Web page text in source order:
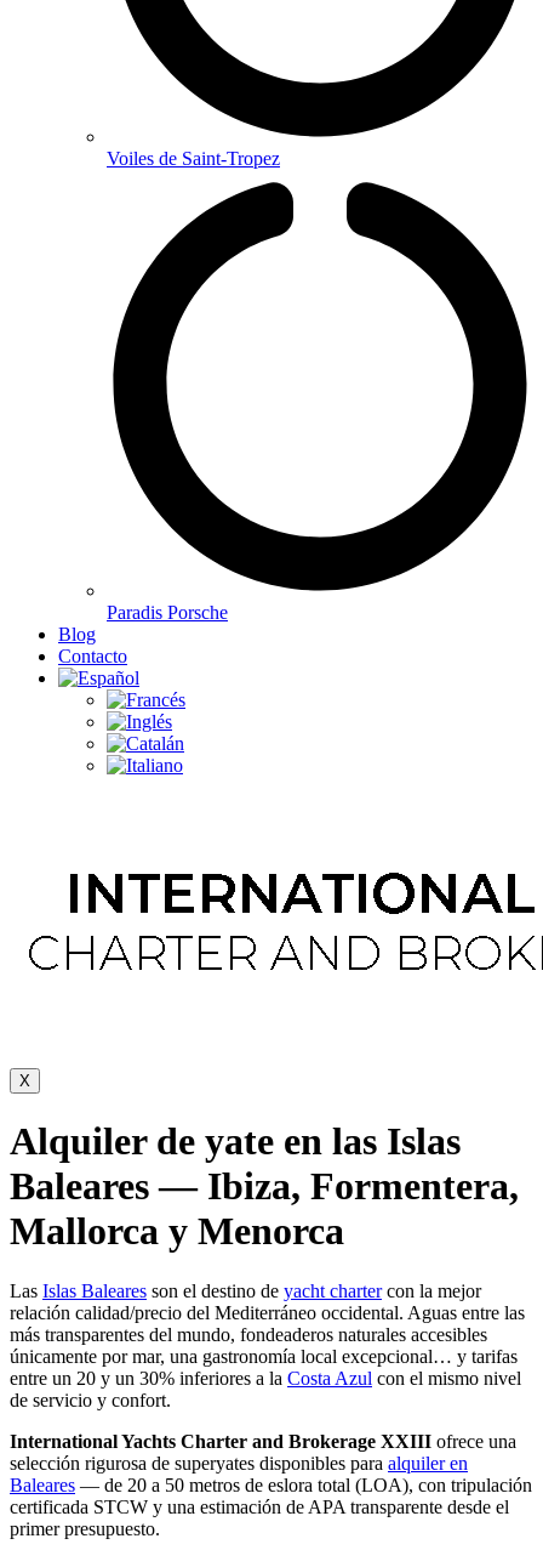
Voiles de Saint-Tropez
Paradis Porsche
Blog
Contacto
X
Alquiler de yate en las Islas
Baleares — Ibiza, Formentera,
Mallorca y Menorca
Las Islas Baleares son el destino de yacht chartercon la mejor
relación calidad/precio del Mediterráneo occidental. Aguas entre las
más transparentes del mundo, fondeaderos naturales accesibles
únicamente por mar, una gastronomía local excepcional… y tarifas
entre un 20 y un 30% inferiores a la Costa Azul con el mismo nivel
de servicio y confort.
International Yachts Charter and Brokerage XXIII ofrece una
selección rigurosa de superyates disponibles para alquiler en
Baleares — de 20 a 50 metros de eslora total (LOA), con tripulación
certificada STCW y una estimación de APA transparente desde el
primer presupuesto.